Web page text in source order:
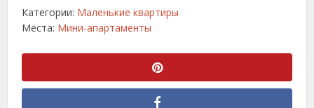
Категории: Маленькие квартиры
Места: Мини-апартаменты